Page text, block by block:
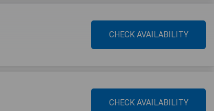
CHECK AVAILABILITY
CHECK AVAILABILITY